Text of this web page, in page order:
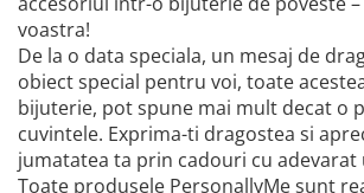
voastra!
De la o data speciala, un mesaj de
obiect special pentru voi, toate
bijuterie, pot spune mai mult decat o
cuvintele. Exprima-ti dragostea si
jumatatea ta prin cadouri cu adevarat
Toate produsele PersonallyMe sunt